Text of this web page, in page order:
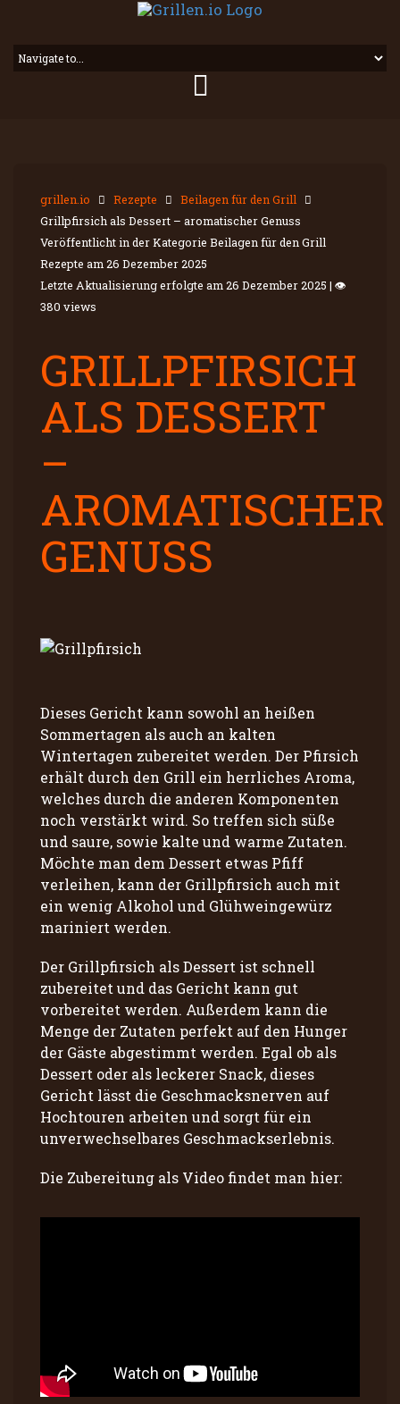
grillen.io Rezepte
Beilagen für den Grill
Grillpfirsich als Dessert – aromatischer Genuss
Veröffentlicht in der Kategorie Beilagen für den Grill
Rezepte am 26 Dezember 2025
Letzte Aktualisierung erfolgte am 26 Dezember 2025 | 👁
380 views
GRILLPFIRSICH
ALS DESSERT
–
AROMATISCHER
GENUSS
Dieses Gericht kann sowohl an heißen
Sommertagen als auch an kalten
Wintertagen zubereitet werden. Der Pfirsich
erhält durch den Grill ein herrliches Aroma,
welches durch die anderen Komponenten
noch verstärkt wird. So treffen sich süße
und saure, sowie kalte und warme Zutaten.
Möchte man dem Dessert etwas Pfiff
verleihen, kann der Grillpfirsich auch mit
ein wenig Alkohol und Glühweingewürz
mariniert werden.
Der Grillpfirsich als Dessert ist schnell
zubereitet und das Gericht kann gut
vorbereitet werden. Außerdem kann die
Menge der Zutaten perfekt auf den Hunger
der Gäste abgestimmt werden. Egal ob als
Dessert oder als leckerer Snack, dieses
Gericht lässt die Geschmacksnerven auf
Hochtouren arbeiten und sorgt für ein
unverwechselbares Geschmackserlebnis.
Die Zubereitung als Video findet man hier: